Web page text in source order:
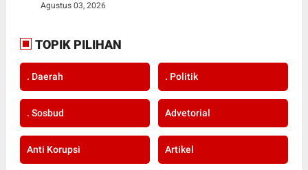
Agustus 03, 2026
TOPIK PILIHAN
. Daerah . Politik
. Sosbud Advetorial
Anti Korupsi Artikel